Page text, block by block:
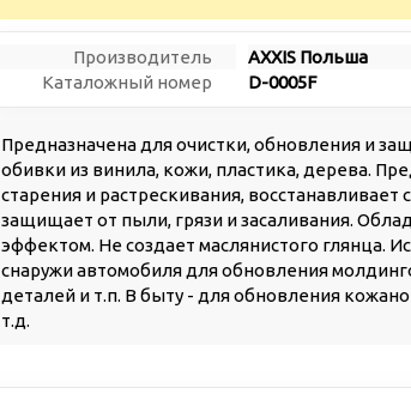
Производитель
AXXIS Польша
Каталожный номер
D-0005F
Предназначена для очистки, обновления и
обивки из винила, кожи, пластика, дерева.
старения и растрескивания, восстанавливает
защищает от пыли, грязи и засаливания.
эффектом. Не создает маслянистого глянца.
снаружи автомобиля для обновления
деталей и т.п. В быту - для обновления
т.д.